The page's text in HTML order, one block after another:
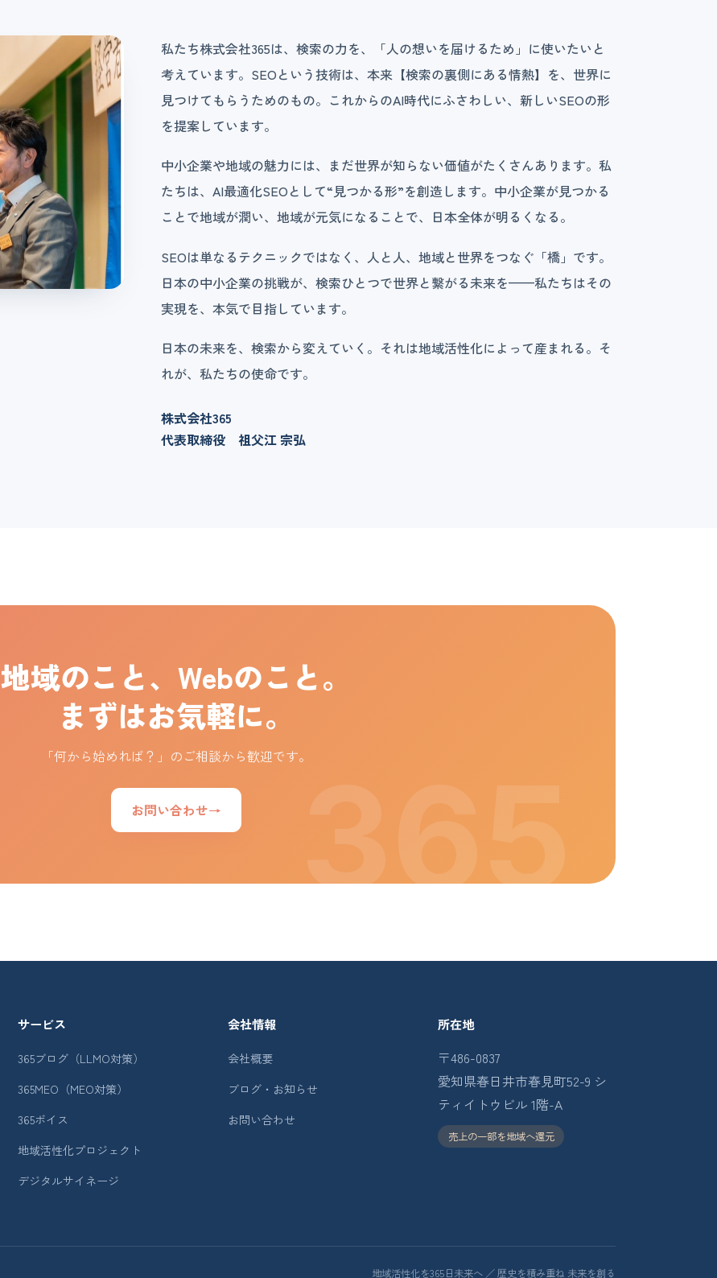
私たち株式会社365は、検索の力を、「人の想いを届けるため」に使いたいと
考えています。SEOという技術は、本来【検索の裏側にある情熱】を、世界に
見つけてもらうためのもの。これからのAI時代にふさわしい、新しいSEOの形
を提案しています。
中小企業や地域の魅力には、まだ世界が知らない価値がたくさんあります。私
たちは、AI最適化SEOとして“見つかる形”を創造します。中小企業が見つかる
ことで地域が潤い、地域が元気になることで、日本全体が明るくなる。
SEOは単なるテクニックではなく、人と人、地域と世界をつなぐ「橋」です。
日本の中小企業の挑戦が、検索ひとつで世界と繋がる未来を——私たちはその
実現を、本気で目指しています。
日本の未来を、検索から変えていく。それは地域活性化によって産まれる。そ
れが、私たちの使命です。
株式会社365
代表取締役 祖父江 宗弘
地域のこと、Webのこと。
まずはお気軽に。
「何から始めれば？」のご相談から歓迎です。
お問い合わせ→
サービス
365ブログ（LLMO対策）
365MEO（MEO対策）
365ボイス
地域活性化プロジェクト
デジタルサイネージ
会社情報
会社概要
ブログ・お知らせ
お問い合わせ
所在地
〒486-0837
愛知県春日井市春見町52-9 シ
ティイトウビル 1階-A
売上の一部を地域へ還元
地域活性化を365日未来へ ／ 歴史を積み重ね 未来を創る